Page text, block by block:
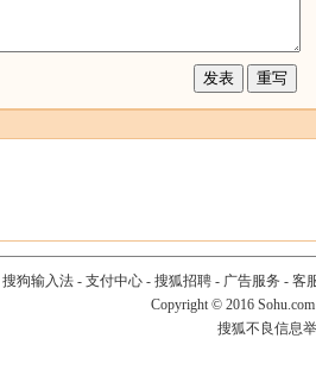
搜狗输入法- 支付中心- 搜狐招聘- 广告服务 - 客
Copyright © 2016
搜狐不良信息